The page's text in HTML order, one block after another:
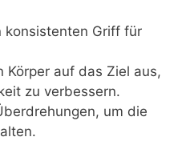
konsistenten Griff für
Körper auf das Ziel aus,
zu verbessern.
um die